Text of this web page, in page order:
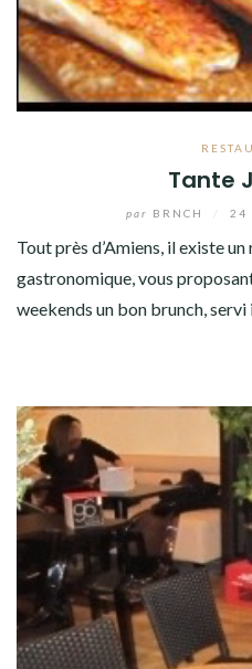
Tante
par BRNCH 24
Tout près d’Amiens, il existe
gastronomique, vous
weekends un bon brunch,